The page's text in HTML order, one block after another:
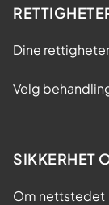
Dine rettigheter
Velg
SIKKERHET
Om nettstedet